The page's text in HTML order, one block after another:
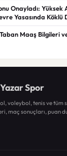
Onayladı:
Yasasında
Maaş Bilgileri
Yazar Spor
voleybol, tenis ve tüm
maç sonuçları, puan